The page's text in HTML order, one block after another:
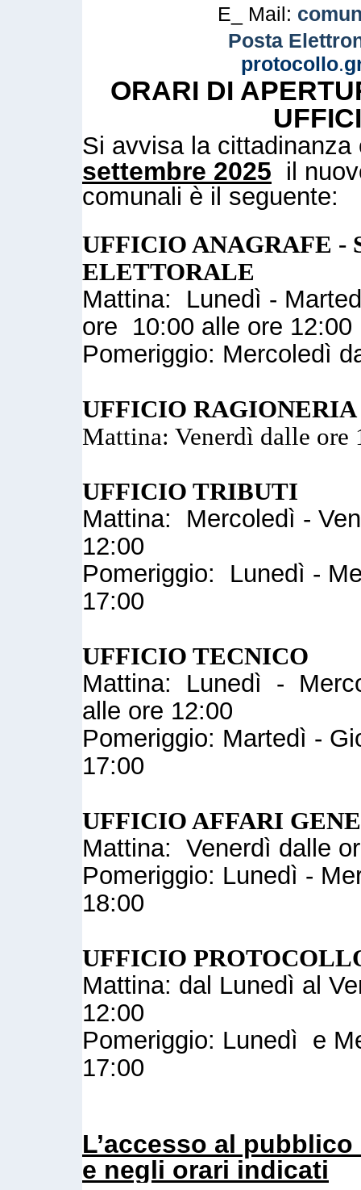
E_ Mail:
Posta
protocollo.
ORARI DI
Si avvisa la
settembre 2025 il
comunali è il seguente:
UFFICIO ANAGRAFE -
ELETTORALE
Mattina: Lunedì -
ore 10:00 alle ore 12:00
Pomeriggio: Mercoledì
UFFICIO RAGIONERIA
Mattina: Venerdì dalle ore
UFFICIO TRIBUTI
Mattina: Mercoledì -
12:00
Pomeriggio: Lunedì -
17:00
UFFICIO TECNICO
Mattina: Lunedì -
alle ore 12:00
Pomeriggio: Martedì -
17:00
UFFICIO AFFARI
Mattina: Venerdì dalle
Pomeriggio: Lunedì -
18:00
UFFICIO
Mattina: dal Lunedì al
12:00
Pomeriggio: Lunedì e
17:00
L’accesso al
e negli orari indicati